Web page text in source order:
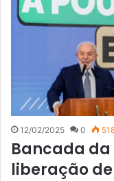
12/02/2025 0
Bancada
liberação